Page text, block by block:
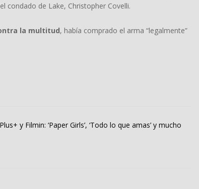
condado de Lake, Christopher Covelli.
la multitud, había comprado el arma “legalmente”
y Filmin: ‘Paper Girls’, ‘Todo lo que amas’ y mucho